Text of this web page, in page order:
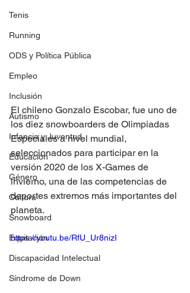
Tenis
Running
ODS y Política Pública
Empleo
Inclusión
Autismo
Infancia y Juventud
Educación
Género
Cultura
Snowboard
Equitación
Discapacidad Intelectual
Síndrome de Down
El chileno Gonzalo Escobar, fue uno de
los diez snowboarders de Olimpiadas
Especiales a nivel mundial,
seleccionados para participar en la
versión 2020 de los X-Games de
invierno, una de las competencias de
deportes extremos más importantes del
planeta.
https://youtu.be/RfU_Ur8nizI